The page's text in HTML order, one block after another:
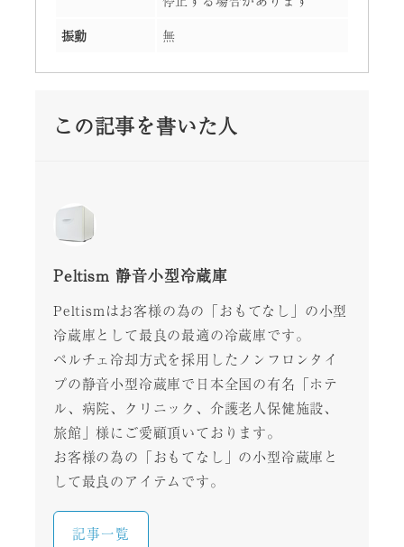
振動
無
この記事を書いた人
Peltism 静音小型冷蔵庫
Peltismはお客様の為の「おもてなし」の小型
冷蔵庫として最良の最適の冷蔵庫です。
ペルチェ冷却方式を採用したノンフロンタイ
プの静音小型冷蔵庫で日本全国の有名「ホテ
ル、病院、クリニック、介護老人保健施設、
旅館」様にご愛顧頂いております。
お客様の為の「おもてなし」の小型冷蔵庫と
して最良のアイテムです。
記事一覧